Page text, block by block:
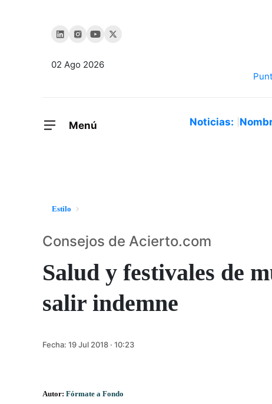
02 Ago 2026
Menú Noticias:
Estilo
Salud y festivales de
salir indemne
Consejos de Acierto.com
Fecha: 19 Jul 2018 · 10:23
Autor: Fórmate a Fondo